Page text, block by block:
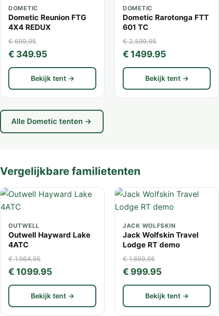
DOMETIC
Dometic Reunion FTG
4X4 REDUX
€ 699,95
€ 349.95
Bekijk tent →
DOMETIC
Dometic Rarotonga FTT
601 TC
€ 2.599,95
€ 1499.95
Bekijk tent →
Alle Dometic tenten →
Vergelijkbare familietenten
OUTWELL
Outwell Hayward Lake
4ATC
€ 1.964,95
€ 1099.95
Bekijk tent →
JACK WOLFSKIN
Jack Wolfskin Travel
Lodge RT demo
€ 1.699,95
€ 999.95
Bekijk tent →